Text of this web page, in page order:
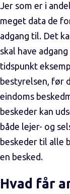
Jer som er i
meget data de
adgang til. Det
skal have
tidspunkt
bestyrelsen, før
eindoms
beskeder kan
både lejer- og
beskeder til alle
en besked.
Hvad får